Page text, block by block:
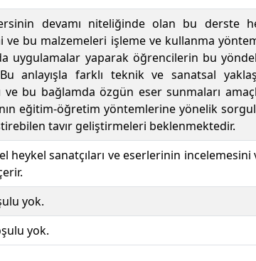
devamı niteliğinde olan bu derste
ve bu malzemeleri işleme ve kullanma
uygulamalar yaparak öğrencilerin bu
Bu anlayışla farklı teknik ve sanatsal
ve bu bağlamda özgün eser sunmaları
eğitim-öğretim yöntemlerine yönelik
tavır geliştirmeleri beklenmektedir.
heykel sanatçıları ve eserlerinin
yok.
yok.